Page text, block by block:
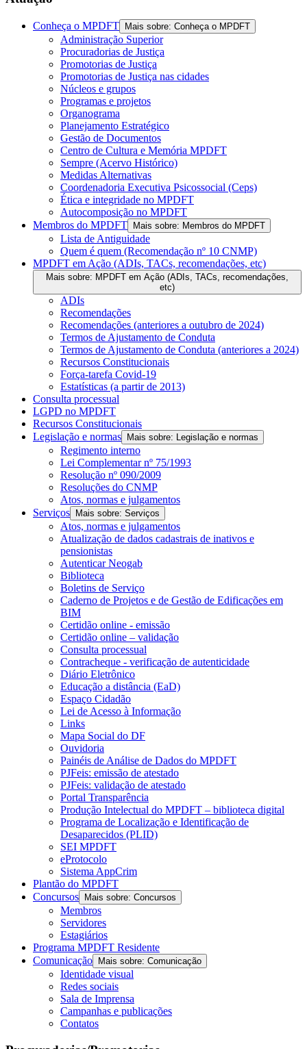
Conheça o MPDFT Mais sobre: Conheça o MPDFT
Administração Superior
Procuradorias de Justiça
Promotorias de Justiça
Promotorias de Justiça nas cidades
Núcleos e grupos
Programas e projetos
Organograma
Planejamento Estratégico
Gestão de Documentos
Centro de Cultura e Memória MPDFT
Sempre (Acervo Histórico)
Medidas Alternativas
Coordenadoria Executiva Psicossocial (Ceps)
Ética e integridade no MPDFT
Autocomposição no MPDFT
Membros do MPDFT
Mais sobre: Membros do MPDFT
Lista de Antiguidade
Quem é quem (Recomendação nº 10 CNMP)
MPDFT em Ação (ADIs, TACs, recomendações, etc)
Mais sobre: MPDFT em Ação (ADIs, TACs, recomendações,
etc)
ADIs
Recomendações
Recomendações (anteriores a outubro de 2024)
Termos de Ajustamento de Conduta
Termos de Ajustamento de Conduta (anteriores a 2024)
Recursos Constitucionais
Força-tarefa Covid-19
Estatísticas (a partir de 2013)
Consulta processual
LGPD no MPDFT
Recursos Constitucionais
Legislação e normas
Mais sobre: Legislação e normas
Regimento interno
Lei Complementar nº 75/1993
Resolução nº 090/2009
Resoluções do CNMP
Atos, normas e julgamentos
Serviços
Mais sobre: Serviços
Atos, normas e julgamentos
Atualização de dados cadastrais de inativos e
pensionistas
Autenticar Neogab
Biblioteca
Boletins de Serviço
Caderno de Projetos e de Gestão de Edificações em
BIM
Certidão online - emissão
Certidão online – validação
Consulta processual
Contracheque - verificação de autenticidade
Diário Eletrônico
Educação a distância (EaD)
Espaço Cidadão
Lei de Acesso à Informação
Links
Mapa Social do DF
Ouvidoria
Painéis de Análise de Dados do MPDFT
PJFeis: emissão de atestado
PJFeis: validação de atestado
Portal Transparência
Produção Intelectual do MPDFT – biblioteca digital
Programa de Localização e Identificação de
Desaparecidos (PLID)
SEI MPDFT
eProtocolo
Sistema AppCrim
Plantão do MPDFT
Concursos
Mais sobre: Concursos
Membros
Servidores
Estagiários
Programa MPDFT Residente
Comunicação
Mais sobre: Comunicação
Identidade visual
Redes sociais
Sala de Imprensa
Campanhas e publicações
Contatos